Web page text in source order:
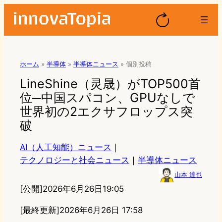
ホーム » 半導体 » 半導体ニュース » 個別投稿
LineShine（灵晟）がTOP500首
位─中国スパコン、GPUなしで
世界初の2エクサフロップス突
破
AI（人工知能）ニュース ｜
テクノロジーと社会ニュース ｜ 半導体ニュース
山本 達也
[公開]2026年6月26日19:05
[最終更新]2026年6月26日 17:58